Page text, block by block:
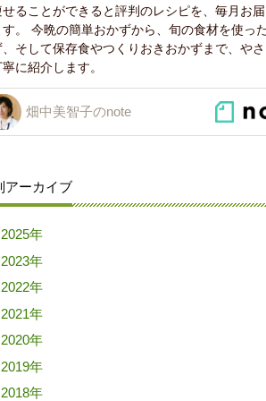
せることができると評判のレシピを、毎月お
す。 今晩の簡単おかずから、旬の食材を使っ
、そして保存食やつくりおきおかずまで、やさ
に紹介します。
畑中美智子のnote
アーカイブ
2025年
2023年
2022年
2021年
2020年
2019年
2018年